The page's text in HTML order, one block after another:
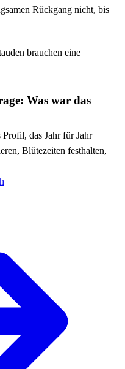
Rückgang nicht, bis
brauchen eine
Was war das
das Jahr für Jahr
Blütezeiten festhalten,